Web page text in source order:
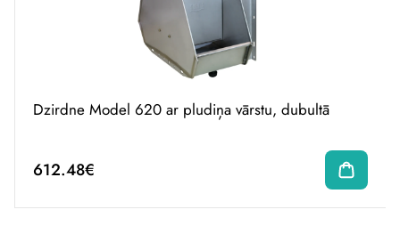
Dzirdne Model 620 ar pludiņa vārstu, dubultā
612.48€